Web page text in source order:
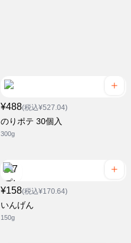
¥488(税込¥527.04)
のりポテ 30個入
300g
¥158(税込¥170.64)
いんげん
150g